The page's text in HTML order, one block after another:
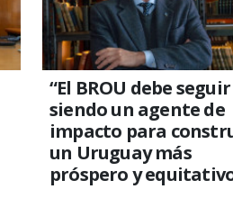
“El BROU debe seguir
siendo un agente de
impacto para
un Uruguay más
próspero y